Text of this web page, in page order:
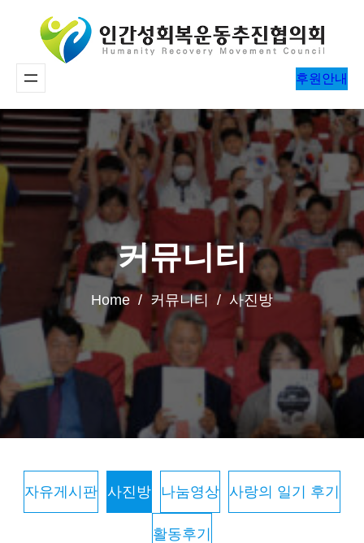
바
로
가
기
후원안내
커뮤니티
Home / 커뮤니티 / 사진방
자유게시판 사진방 나눔영상 사랑의 일기 후기
활동후기